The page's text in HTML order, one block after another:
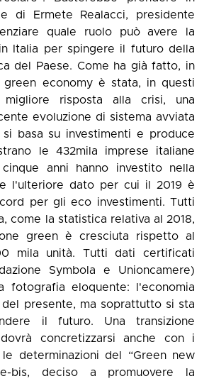
di Ermete Realacci, presidente
quale ruolo può avere la
Italia per spingere il futuro della
del Paese. Come ha già fatto, in
green economy è stata, in questi
risposta alla crisi, una
evoluzione di sistema avviata
basa su investimenti e produce
le 432mila imprese italiane
anni hanno investito nella
l'ulteriore dato per cui il 2019 è
per gli eco investimenti. Tutti
come la statistica relativa al 2018,
green è cresciuta rispetto al
mila unità. Tutti dati certificati
Symbola e Unioncamere)
fotografia eloquente: l'economia
presente, ma soprattutto si sta
il futuro. Una transizione
concretizzarsi anche con i
determinazioni del “Green new
bis, deciso a promuovere la